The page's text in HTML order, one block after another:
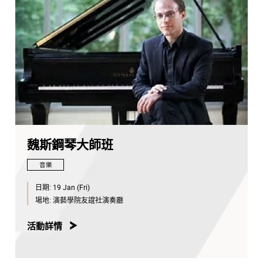
魏斯鋼琴大師班
音樂
日期: 19 Jan (Fri)
場地: 演藝學院友誼社演奏廳
活動詳情